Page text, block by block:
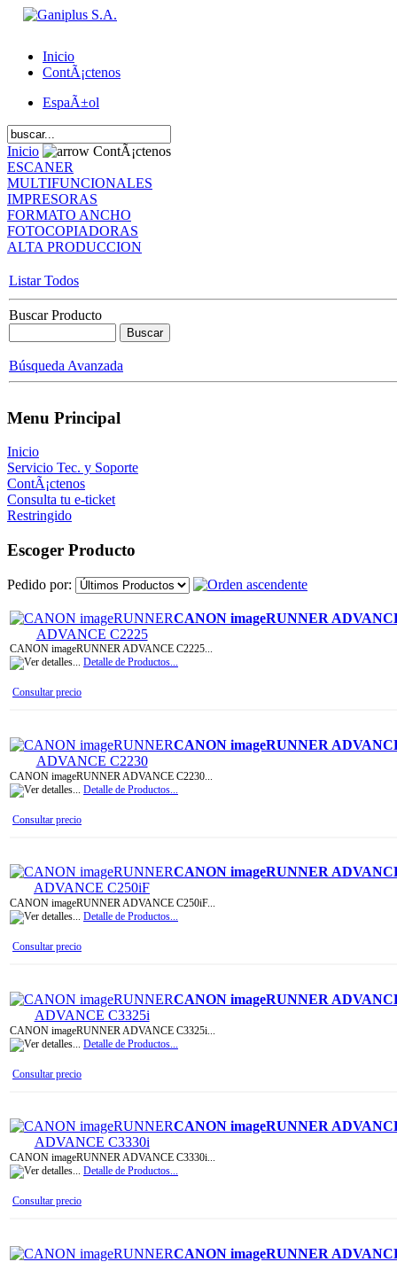
Inicio
ContÃ¡ctenos
EspaÃ±ol
Inicio
ContÃ¡ctenos
ESCANER
MULTIFUNCIONALES
IMPRESORAS
FORMATO ANCHO
FOTOCOPIADORAS
ALTA PRODUCCION
Listar Todos
Buscar Producto
Búsqueda Avanzada
Menu Principal
Inicio
Servicio Tec. y Soporte
ContÃ¡ctenos
Consulta tu e-ticket
Restringido
Escoger Producto
Pedido por:
CANON imageRUNNER
CANON imageRUNNER ADVANCE C2225...
Detalle de Productos...
Consultar precio
CANON imageRUNNER
CANON imageRUNNER ADVANCE C2230...
Detalle de Productos...
Consultar precio
CANON imageRUNNER
CANON imageRUNNER ADVANCE C250iF...
Detalle de Productos...
Consultar precio
CANON imageRUNNER
CANON imageRUNNER ADVANCE C3325i...
Detalle de Productos...
Consultar precio
CANON imageRUNNER
CANON imageRUNNER ADVANCE C3330i...
Detalle de Productos...
Consultar precio
CANON imageRUNNER